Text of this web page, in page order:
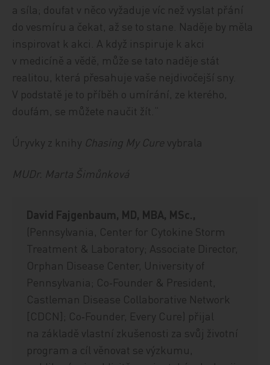
a síla; doufat v něco vyžaduje víc než vyslat přání
do vesmíru a čekat, až se to stane. Naděje by měla
inspirovat k akci. A když inspiruje k akci
v medicíně a vědě, může se tato naděje stát
realitou, která přesahuje vaše nejdivočejší sny.
V podstatě je to příběh o umírání, ze kterého,
doufám, se můžete naučit žít.“
Úryvky z knihy Chasing My Cure vybrala
MUDr. Marta Šimůnková
David Fajgenbaum, MD, MBA, MSc.,
(Pennsylvania, Center for Cytokine Storm
Treatment & Laboratory; Associate Director,
Orphan Disease Center, University of
Pennsylvania; Co‑Founder & President,
Castleman Disease Collaborative Network
[CDCN]; Co‑Founder, Every Cure) přijal
na základě vlastní zkušenosti za svůj životní
program a cíl věnovat se výzkumu,